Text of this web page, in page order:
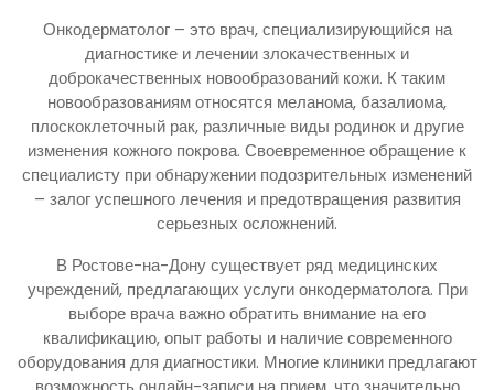
Онкодерматолог – это врач, специализирующийся на
диагностике и лечении злокачественных и
доброкачественных новообразований кожи. К таким
новообразованиям относятся меланома, базалиома,
плоскоклеточный рак, различные виды родинок и другие
изменения кожного покрова. Своевременное обращение к
специалисту при обнаружении подозрительных изменений
– залог успешного лечения и предотвращения развития
серьезных осложнений.
В Ростове-на-Дону существует ряд медицинских
учреждений, предлагающих услуги онкодерматолога. При
выборе врача важно обратить внимание на его
квалификацию, опыт работы и наличие современного
оборудования для диагностики. Многие клиники предлагают